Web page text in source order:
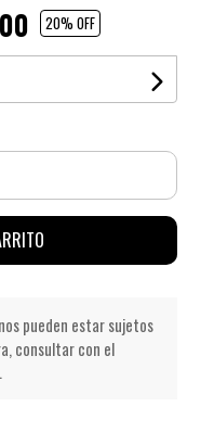
20% OFF
pueden estar sujetos
consultar con el